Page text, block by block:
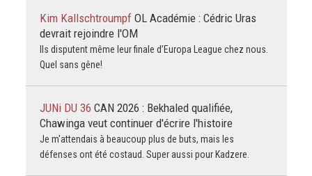
Kim Kallschtroumpf OL Académie : Cédric Uras
devrait rejoindre l'OM
Ils disputent même leur finale d’Europa League chez nous.
Quel sans gêne!
JUNi DU 36 CAN 2026 : Bekhaled qualifiée,
Chawinga veut continuer d'écrire l'histoire
Je m'attendais à beaucoup plus de buts, mais les
défenses ont été costaud. Super aussi pour Kadzere.